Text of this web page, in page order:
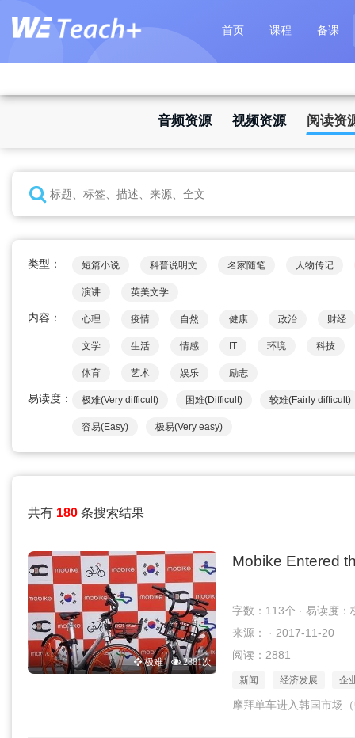
首页 课程 备课
音频资源 视频资源 阅读资
类型： 短篇小说 科普说明文 名家随笔 人物传记
演讲 英美文学
内容： 心理 疫情 自然 健康 政治 财经
文学 生活 情感 IT 环境 科技
体育 艺术 娱乐 励志
易读度： 极难(Very difficult) 困难(Difficult) 较难(Fairly difficult)
容易(Easy) 极易(Very easy)
共有 180 条搜索结果
极难 2881次
Mobike Entered
字数：113个 · 易读度：
来源： · 2017-11-20
阅读：2881
新闻 经济发展 企
摩拜单车进入韩国市场